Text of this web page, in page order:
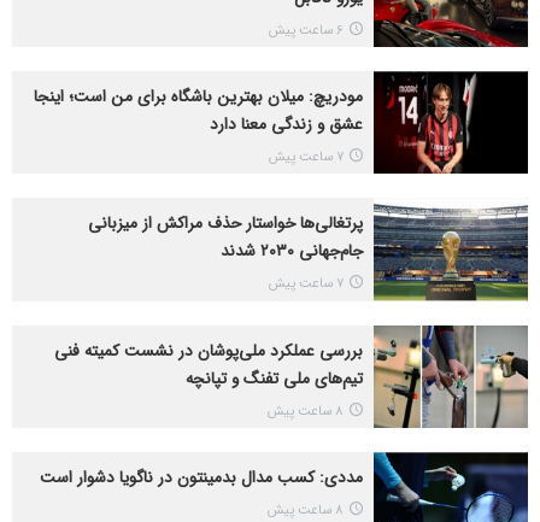
6 ساعت پیش
مودریچ: میلان بهترین باشگاه برای من است؛ اینجا
عشق و زندگی معنا دارد
7 ساعت پیش
پرتغالی‌ها خواستار حذف مراکش از میزبانی
جام‌جهانی ۲۰۳۰ شدند
7 ساعت پیش
بررسی عملکرد ملی‌پوشان در نشست کمیته فنی
تیم‌های ملی تفنگ و تپانچه
8 ساعت پیش
مددی: کسب مدال بدمینتون در ناگویا دشوار است
8 ساعت پیش